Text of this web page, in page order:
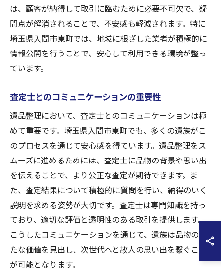
は、顧客が納得して取引に臨むために必要不可欠で、疑
問点が解消されることで、不安感も軽減されます。特に
埼玉県入間市東町では、地域に根ざした業者が積極的に
情報公開を行うことで、安心して利用できる環境が整っ
ています。
査定士とのコミュニケーションの重要性
遺品整理において、査定士とのコミュニケーションは極
めて重要です。埼玉県入間市東町でも、多くの遺族がこ
のプロセスを通じて安心感を得ています。遺品整理をス
ムーズに進めるためには、査定士に品物の背景や思い出
を伝えることで、より公正な査定が期待できます。ま
た、査定結果について積極的に質問を行い、納得のいく
説明を求める姿勢が大切です。査定士は専門知識を持っ
ており、適切な評価と透明性のある取引を提供します。
こうしたコミュニケーションを通じて、遺族は品物の新
たな価値を見出し、次世代へと故人の思い出を繋ぐこと
が可能となります。